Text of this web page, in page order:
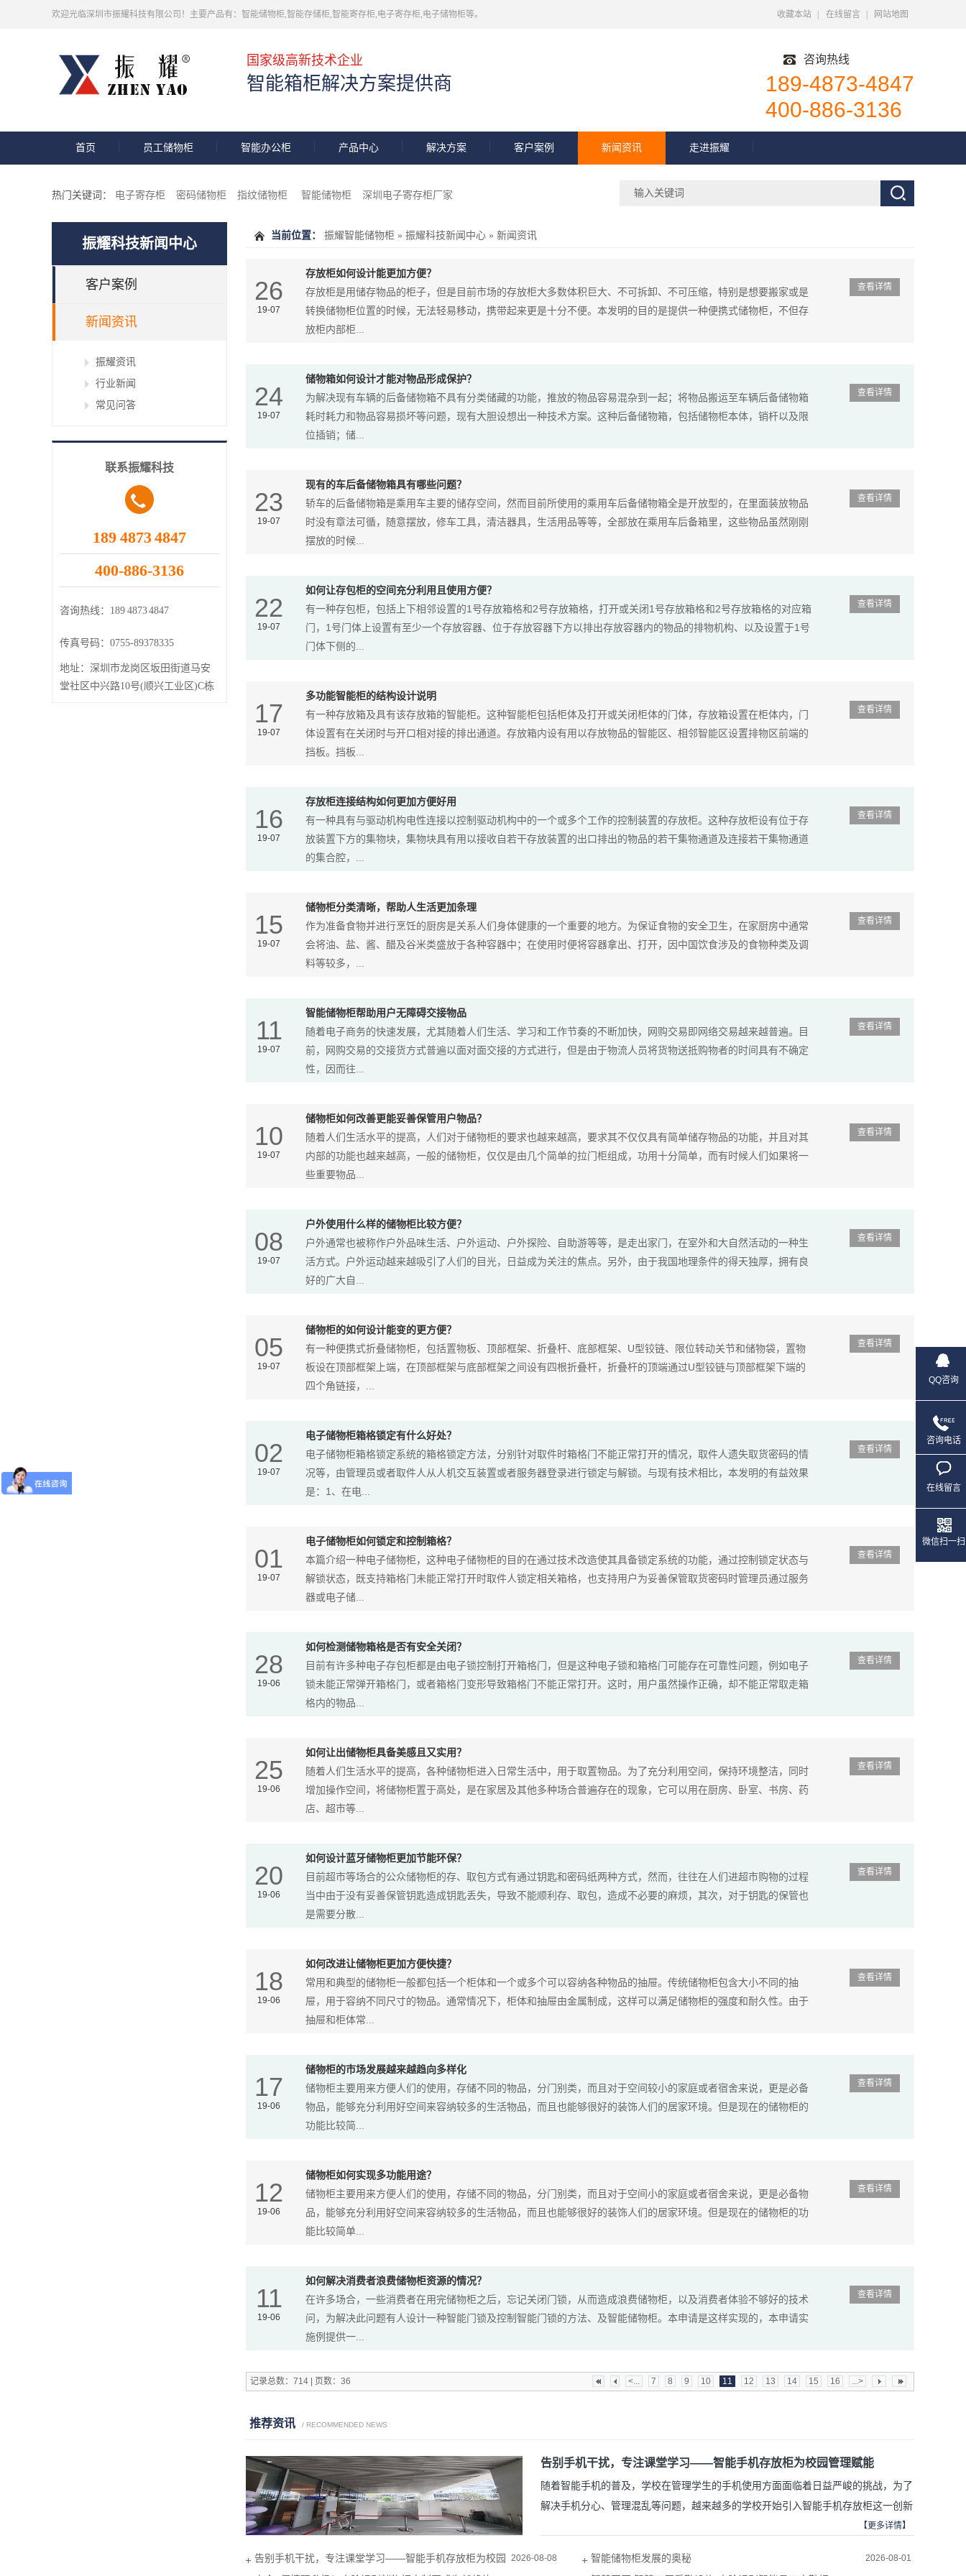
收藏本站 在线留言 网站地图
欢迎光临深圳市振耀科技有限公司！主要产品有：智能储物柜,智能存储柜,智能寄存柜,电子寄存柜,电子储物柜等。
国家级高新技术企业
智能箱柜解决方案提供商
咨询热线
189-4873-4847
400-886-3136
首页 员工储物柜 智能办公柜 产品中心 解决方案 客户案例 新闻资讯 走进振耀
热门关键词： 电子寄存柜 密码储物柜 指纹储物柜 智能储物柜 深圳电子寄存柜厂家
振耀科技新闻中心
客户案例
新闻资讯
振耀资讯
行业新闻
常见问答
联系振耀科技
189 4873 4847
400-886-3136
咨询热线： 189 4873 4847
传真号码： 0755-89378335
地址： 深圳市龙岗区坂田街道马安
堂社区中兴路10号(顺兴工业区)C栋
当前位置： 振耀智能储物柜 » 振耀科技新闻中心 » 新闻资讯
查看详情
26
19-07
存放柜如何设计能更加方便？
存放柜是用储存物品的柜子，但是目前市场的存放柜大多数体积巨大、不可拆卸、不可压缩，特别是想要搬家或是
转换储物柜位置的时候，无法轻易移动，携带起来更是十分不便。本发明的目的是提供一种便携式储物柜，不但存
放柜内部柜...
查看详情
24
19-07
储物箱如何设计才能对物品形成保护？
为解决现有车辆的后备储物箱不具有分类储藏的功能，推放的物品容易混杂到一起；将物品搬运至车辆后备储物箱
耗时耗力和物品容易损坏等问题，现有大胆设想出一种技术方案。这种后备储物箱，包括储物柜本体，销杆以及限
位插销；储...
查看详情
23
19-07
现有的车后备储物箱具有哪些问题？
轿车的后备储物箱是乘用车主要的储存空间，然而目前所使用的乘用车后备储物箱全是开放型的，在里面装放物品
时没有章法可循，随意摆放，修车工具，清洁器具，生活用品等等，全部放在乘用车后备箱里，这些物品虽然刚刚
摆放的时候...
查看详情
22
19-07
如何让存包柜的空间充分利用且使用方便？
有一种存包柜，包括上下相邻设置的1号存放箱格和2号存放箱格，打开或关闭1号存放箱格和2号存放箱格的对应箱
门，1号门体上设置有至少一个存放容器、位于存放容器下方以排出存放容器内的物品的排物机构、以及设置于1号
门体下侧的...
查看详情
17
19-07
多功能智能柜的结构设计说明
有一种存放箱及具有该存放箱的智能柜。这种智能柜包括柜体及打开或关闭柜体的门体，存放箱设置在柜体内，门
体设置有在关闭时与开口相对接的排出通道。存放箱内设有用以存放物品的智能区、相邻智能区设置排物区前端的
挡板。挡板...
查看详情
16
19-07
存放柜连接结构如何更加方便好用
有一种具有与驱动机构电性连接以控制驱动机构中的一个或多个工作的控制装置的存放柜。这种存放柜设有位于存
放装置下方的集物块，集物块具有用以接收自若干存放装置的出口排出的物品的若干集物通道及连接若干集物通道
的集合腔，...
查看详情
15
19-07
储物柜分类清晰，帮助人生活更加条理
作为准备食物并进行烹饪的厨房是关系人们身体健康的一个重要的地方。为保证食物的安全卫生，在家厨房中通常
会将油、盐、酱、醋及谷米类盛放于各种容器中；在使用时便将容器拿出、打开，因中国饮食涉及的食物种类及调
料等较多，...
查看详情
11
19-07
智能储物柜帮助用户无障碍交接物品
随着电子商务的快速发展，尤其随着人们生活、学习和工作节奏的不断加快，网购交易即网络交易越来越普遍。目
前，网购交易的交接货方式普遍以面对面交接的方式进行，但是由于物流人员将货物送抵购物者的时间具有不确定
性，因而往...
查看详情
10
19-07
储物柜如何改善更能妥善保管用户物品？
随着人们生活水平的提高，人们对于储物柜的要求也越来越高，要求其不仅仅具有简单储存物品的功能，并且对其
内部的功能也越来越高，一般的储物柜，仅仅是由几个简单的拉门柜组成，功用十分简单，而有时候人们如果将一
些重要物品...
查看详情
08
19-07
户外使用什么样的储物柜比较方便？
户外通常也被称作户外品味生活、户外运动、户外探险、自助游等等，是走出家门，在室外和大自然活动的一种生
活方式。户外运动越来越吸引了人们的目光，日益成为关注的焦点。另外，由于我国地理条件的得天独厚，拥有良
好的广大自...
查看详情
05
19-07
储物柜的如何设计能变的更方便？
有一种便携式折叠储物柜，包括置物板、顶部框架、折叠杆、底部框架、U型铰链、限位转动关节和储物袋，置物
板设在顶部框架上端，在顶部框架与底部框架之间设有四根折叠杆，折叠杆的顶端通过U型铰链与顶部框架下端的
四个角链接，...
查看详情
02
19-07
电子储物柜箱格锁定有什么好处？
电子储物柜箱格锁定系统的箱格锁定方法，分别针对取件时箱格门不能正常打开的情况，取件人遗失取货密码的情
况等，由管理员或者取件人从人机交互装置或者服务器登录进行锁定与解锁。与现有技术相比，本发明的有益效果
是：1、在电...
查看详情
01
19-07
电子储物柜如何锁定和控制箱格？
本篇介绍一种电子储物柜，这种电子储物柜的目的在通过技术改造使其具备锁定系统的功能，通过控制锁定状态与
解锁状态，既支持箱格门未能正常打开时取件人锁定相关箱格，也支持用户为妥善保管取货密码时管理员通过服务
器或电子储...
查看详情
28
19-06
如何检测储物箱格是否有安全关闭？
目前有许多种电子存包柜都是由电子锁控制打开箱格门，但是这种电子锁和箱格门可能存在可靠性问题，例如电子
锁未能正常弹开箱格门，或者箱格门变形导致箱格门不能正常打开。这时，用户虽然操作正确，却不能正常取走箱
格内的物品...
查看详情
25
19-06
如何让出储物柜具备美感且又实用？
随着人们生活水平的提高，各种储物柜进入日常生活中，用于取置物品。为了充分利用空间，保持环境整洁，同时
增加操作空间，将储物柜置于高处，是在家居及其他多种场合普遍存在的现象，它可以用在厨房、卧室、书房、药
店、超市等...
查看详情
20
19-06
如何设计蓝牙储物柜更加节能环保？
目前超市等场合的公众储物柜的存、取包方式有通过钥匙和密码纸两种方式，然而，往往在人们进超市购物的过程
当中由于没有妥善保管钥匙造成钥匙丢失，导致不能顺利存、取包，造成不必要的麻烦，其次，对于钥匙的保管也
是需要分散...
查看详情
18
19-06
如何改进让储物柜更加方便快捷？
常用和典型的储物柜一般都包括一个柜体和一个或多个可以容纳各种物品的抽屉。传统储物柜包含大小不同的抽
屉，用于容纳不同尺寸的物品。通常情况下，柜体和抽屉由金属制成，这样可以满足储物柜的强度和耐久性。由于
抽屉和柜体常...
查看详情
17
19-06
储物柜的市场发展越来越趋向多样化
储物柜主要用来方便人们的使用，存储不同的物品，分门别类，而且对于空间较小的家庭或者宿舍来说，更是必备
物品，能够充分利用好空间来容纳较多的生活物品，而且也能够很好的装饰人们的居家环境。但是现在的储物柜的
功能比较简...
查看详情
12
19-06
储物柜如何实现多功能用途？
储物柜主要用来方便人们的使用，存储不同的物品，分门别类，而且对于空间小的家庭或者宿舍来说，更是必备物
品，能够充分利用好空间来容纳较多的生活物品，而且也能够很好的装饰人们的居家环境。但是现在的储物柜的功
能比较简单...
查看详情
11
19-06
如何解决消费者浪费储物柜资源的情况？
在许多场合，一些消费者在用完储物柜之后，忘记关闭门锁，从而造成浪费储物柜，以及消费者体验不够好的技术
问，为解决此问题有人设计一种智能门锁及控制智能门锁的方法、及智能储物柜。本申请是这样实现的，本申请实
施例提供一...
记录总数：714 | 页数：36 <... 7 8 9 10 11 12 13 14 15 16 ...>
推荐资讯 / RECOMMENDED NEWS
告别手机干扰，专注课堂学习——智能手机存放柜为校园管理赋能
随着智能手机的普及，学校在管理学生的手机使用方面面临着日益严峻的挑战，为了
解决手机分心、管理混乱等问题，越来越多的学校开始引入智能手机存放柜这一创新
设备。学校智能手机存放柜不仅能够有效管理学生的手机，还能改善学习环境，保护
学校手机存放柜功能优势：1、每组手机柜使用集中到中控面板上，操作方便，节约
【更多详情】
2026-08-08
告别手机干扰，专注课堂学习——智能手机存放柜为校园
2026-08-01
智能储物柜发展的奥秘
QQ咨询
咨询电话
在线留言
微信扫一扫